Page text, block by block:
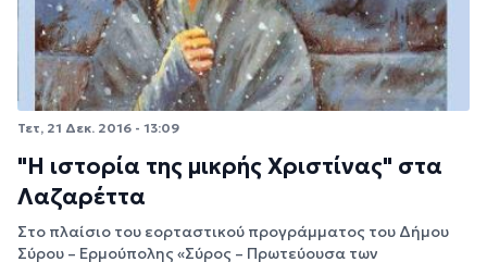
Τετ, 21 Δεκ. 2016 - 13:09
"Η ιστορία της μικρής Χριστίνας" στα
Λαζαρέττα
Στο πλαίσιο του εορταστικού προγράμματος του Δήμου
Σύρου – Ερμούπολης «Σύρος – Πρωτεύουσα των